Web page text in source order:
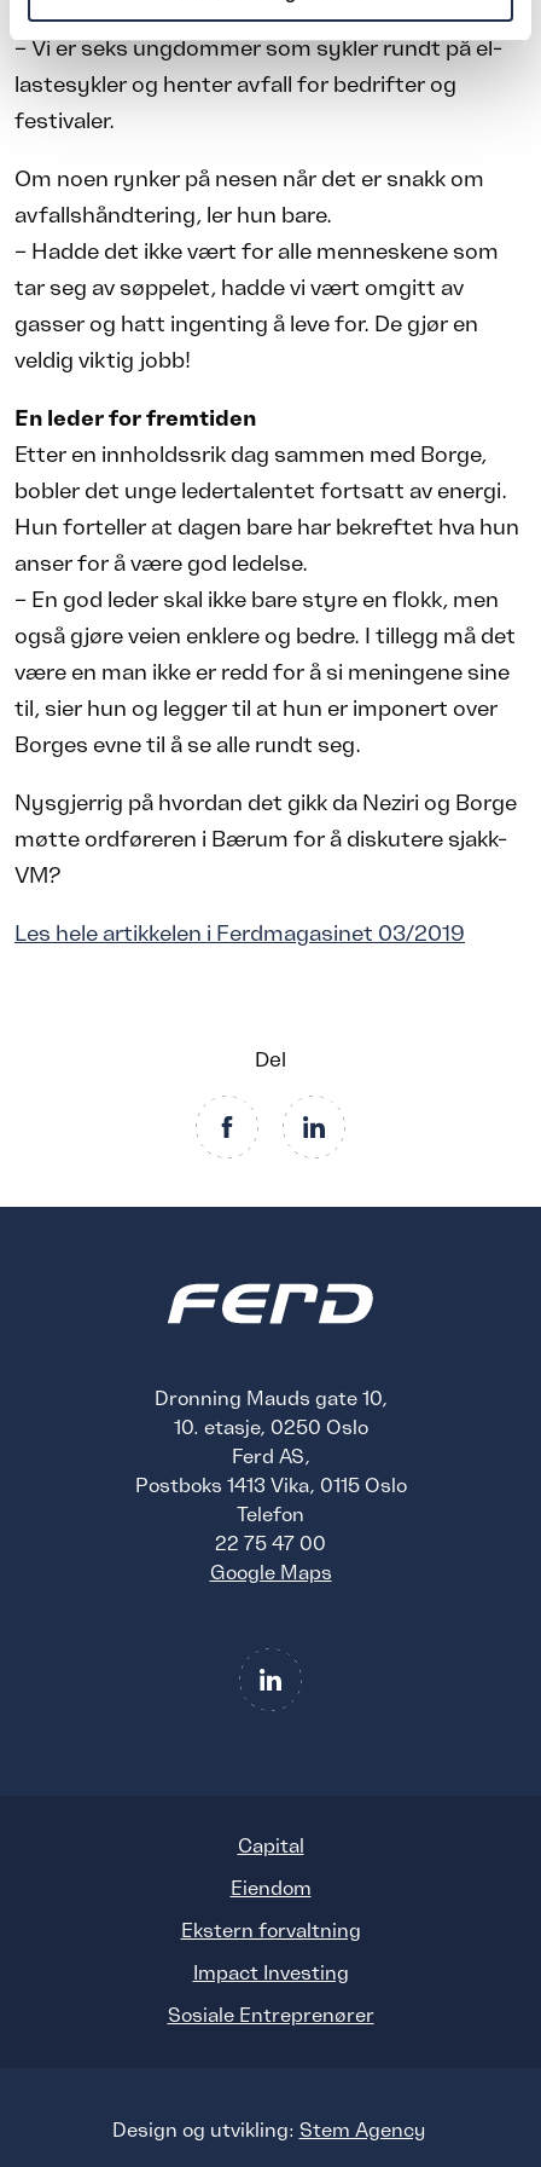
forretningsideen, ifølge Neziri.
– Vi er seks ungdommer som sykler rundt på el-
lastesykler og henter avfall for bedrifter og
festivaler.
Om noen rynker på nesen når det er snakk om
avfallshåndtering, ler hun bare.
– Hadde det ikke vært for alle menneskene som
tar seg av søppelet, hadde vi vært omgitt av
gasser og hatt ingenting å leve for. De gjør en
veldig viktig jobb!
En leder for fremtiden
Etter en innholdssrik dag sammen med Borge,
bobler det unge ledertalentet fortsatt av energi.
Hun forteller at dagen bare har bekreftet hva hun
anser for å være god ledelse.
– En god leder skal ikke bare styre en flokk, men
også gjøre veien enklere og bedre. I tillegg må det
være en man ikke er redd for å si meningene sine
til, sier hun og legger til at hun er imponert over
Borges evne til å se alle rundt seg.
Nysgjerrig på hvordan det gikk da Neziri og Borge
møtte ordføreren i Bærum for å diskutere sjakk-
VM?
Les hele artikkelen i Ferdmagasinet 03/2019
Del
Dronning Mauds gate 10,
10. etasje, 0250 Oslo
Ferd AS,
Postboks 1413 Vika, 0115 Oslo
Telefon
22 75 47 00
Google Maps
Capital
Eiendom
Ekstern forvaltning
Impact Investing
Sosiale Entreprenører
Design og utvikling: Stem Agency